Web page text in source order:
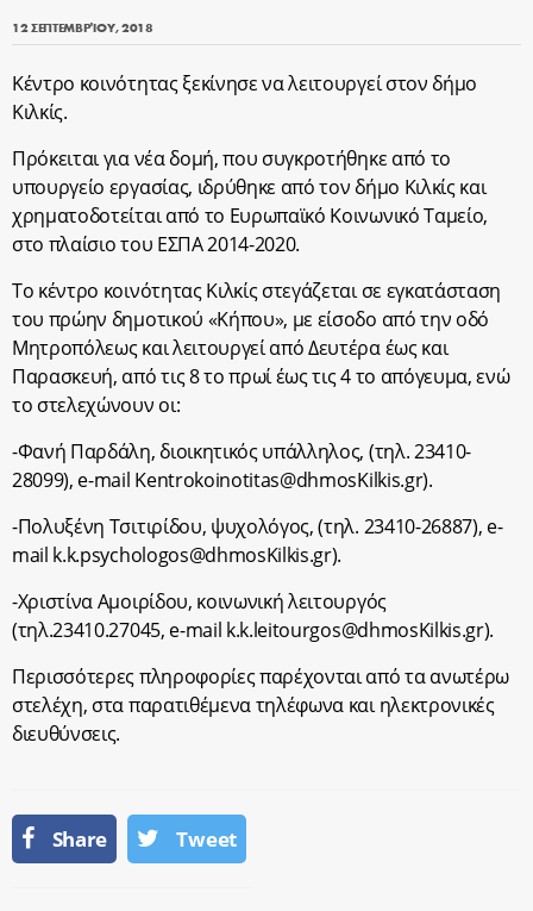
12 ΣΕΠΤΕΜΒΡΊΟΥ, 2018
Κέντρο κοινότητας ξεκίνησε να λειτουργεί στον δήμο
Κιλκίς.
Πρόκειται για νέα δομή, που συγκροτήθηκε από το
υπουργείο εργασίας, ιδρύθηκε από τον δήμο Κιλκίς και
χρηματοδοτείται από το Ευρωπαϊκό Κοινωνικό Ταμείο,
στο πλαίσιο του ΕΣΠΑ 2014-2020.
Το κέντρο κοινότητας Κιλκίς στεγάζεται σε εγκατάσταση
του πρώην δημοτικού «Κήπου», με είσοδο από την οδό
Μητροπόλεως και λειτουργεί από Δευτέρα έως και
Παρασκευή, από τις 8 το πρωί έως τις 4 το απόγευμα, ενώ
το στελεχώνουν οι:
-Φανή Παρδάλη, διοικητικός υπάλληλος, (τηλ. 23410-
28099), e-mail Kentrokoinotitas@dhmosKilkis.gr).
-Πολυξένη Τσιτιρίδου, ψυχολόγος, (τηλ. 23410-26887), e-
mail k.k.psychologos@dhmosKilkis.gr).
-Χριστίνα Αμοιρίδου, κοινωνική λειτουργός
(τηλ.23410.27045, e-mail k.k.leitourgos@dhmosKilkis.gr).
Περισσότερες πληροφορίες παρέχονται από τα ανωτέρω
στελέχη, στα παρατιθέμενα τηλέφωνα και ηλεκτρονικές
διευθύνσεις.
Share Tweet